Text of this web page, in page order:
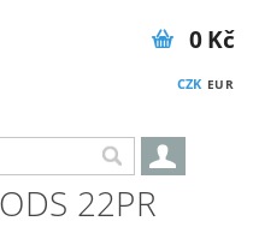
CZK EUR
0 Kč
22PR